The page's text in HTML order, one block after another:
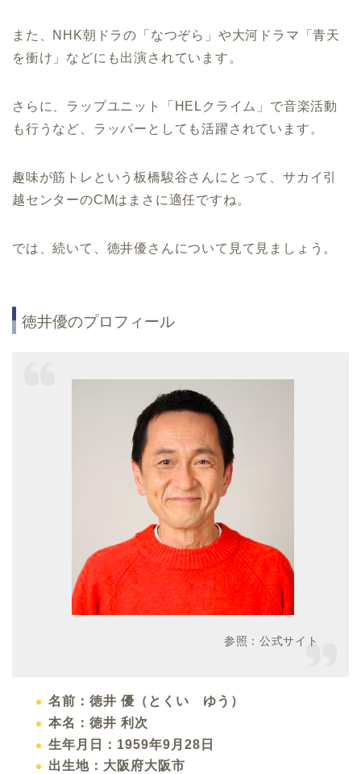
また、NHK朝ドラの「なつぞら」や大河ドラマ「青天
を衝け」などにも出演されています。
さらに、ラップユニット「HELクライム」で音楽活動
も行うなど、ラッパーとしても活躍されています。
趣味が筋トレという板橋駿谷さんにとって、サカイ引
越センターのCMはまさに適任ですね。
では、続いて、徳井優さんについて見て見ましょう。
徳井優のプロフィール
参照：公式サイト
名前：徳井 優（とくい ゆう）
本名：徳井 利次
生年月日：1959年9月28日
出生地：大阪府大阪市